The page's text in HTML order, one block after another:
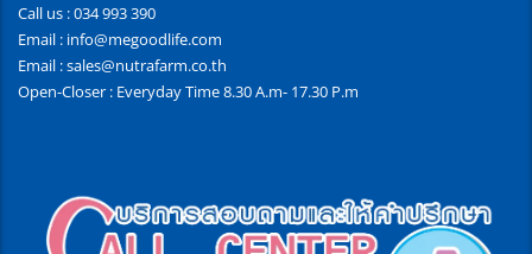
Call us : 034 993 390
Email : info@megoodlife.com
Email : sales@nutrafarm.co.th
Open-Closer : Everyday Time 8.30 A.m- 17.30 P.m